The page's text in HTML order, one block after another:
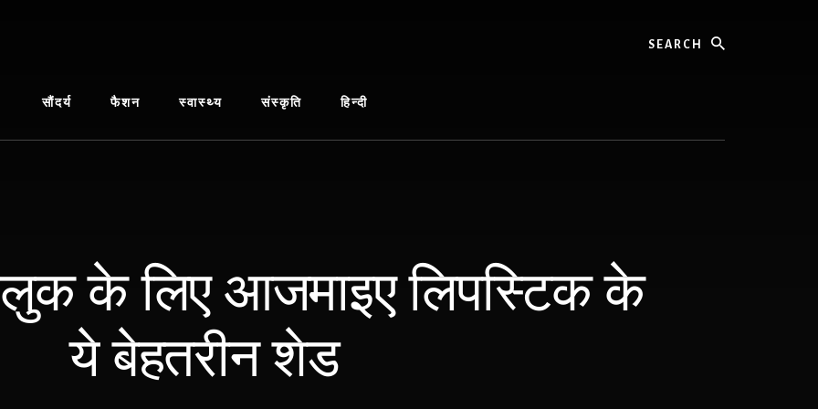
सौंदर्य फैशन स्वास्थ्य संस्कृति हिन्दी
के लिए आजमाइए लिपस्टिक के
ये बेहतरीन शेड